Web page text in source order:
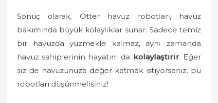
Sonuç olarak, Otter havuz robotları, havuz
bakımında büyük kolaylıklar sunar. Sadece temiz
bir havuzda yüzmekle kalmaz, aynı zamanda
havuz sahiplerinin hayatını da kolaylaştırır. Eğer
siz de havuzunuza değer katmak istiyorsanız, bu
robotları düşünmelisiniz!